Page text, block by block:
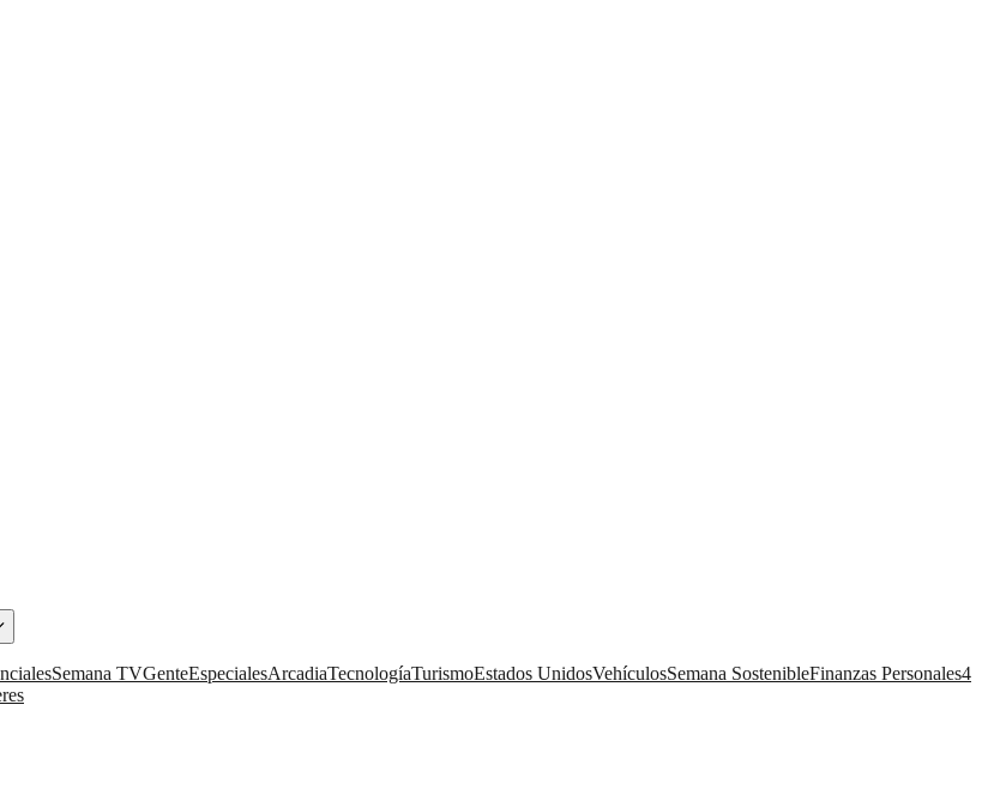
Semana TVGenteEspecialesArcadiaTecnologíaTurismoEstados UnidosVehículosSemana SostenibleFinanzas Personales4